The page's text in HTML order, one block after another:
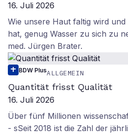
16. Juli 2026
Wie unsere Haut faltig wird
hat, genug Wasser zu sich zu
med. Jürgen Brater.
BDW PlusALLGEMEIN
Quantität frisst Qualität
16. Juli 2026
Über fünf Millionen
- sSeit 2018 ist die Zahl der